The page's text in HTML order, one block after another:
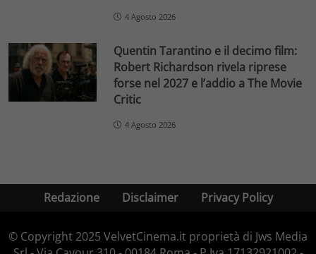
4 Agosto 2026
Quentin Tarantino e il decimo film:
Robert Richardson rivela riprese
forse nel 2027 e l’addio a The Movie
Critic
4 Agosto 2026
Redazione Disclaimer Privacy Policy
© Copyright 2025 VelvetCinema.it proprietà di Jws Media